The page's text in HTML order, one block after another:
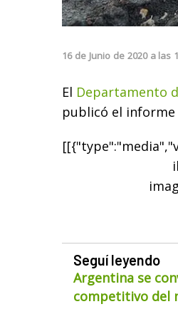
16 de Junio de 2020 a las
El Departamento
publicó el informe
Seguí leyendo
Argentina se
competitivo del